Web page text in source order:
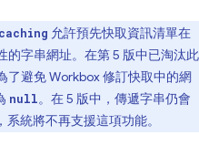
允許預先快取資訊清單在
的字串網址。在第 5 版中已淘汰此
了避免 Workbox 修訂快取中的網
null。在 5 版中，傳遞字串仍會
統將不再支援這項功能。